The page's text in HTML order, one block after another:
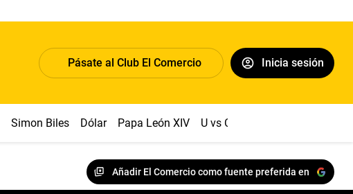
Pásate al Club El Comercio Inicia sesión
Simon Biles Dólar Papa León XIV U vs Cristal
Añadir El Comercio como fuente preferida en